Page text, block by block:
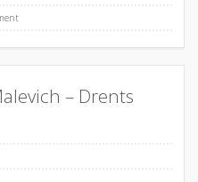
– Drents